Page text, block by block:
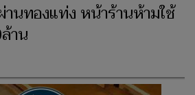
นทองแท่ง หน้าร้านห้ามใช้
าน